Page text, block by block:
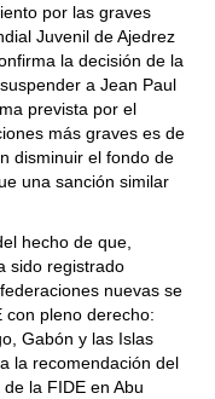
por las graves
Juvenil de Ajedrez
la decisión de la
a Jean Paul
prevista por el
más graves es de
disminuir el fondo de
una sanción similar
hecho de que,
sido registrado
nuevas se
con pleno derecho:
Gabón y las Islas
la recomendación del
la FIDE en Abu